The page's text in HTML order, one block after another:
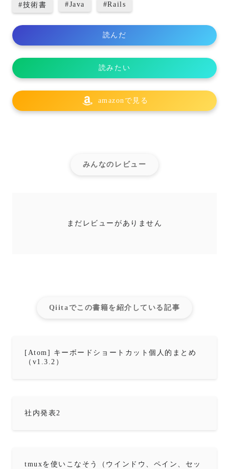
#技術書 #Java #Rails
読んだ
読みたい
amazonで見る
みんなのレビュー
まだレビューがありません
Qiitaでこの書籍を紹介している記事
[Atom] キーボードショートカット個人的まとめ
（v1.3.2）
社内発表2
tmuxを使いこなそう（ウインドウ、ペイン、セッ